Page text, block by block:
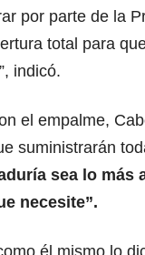
por parte de la
total para
indicó.
el empalme,
suministrarán
sea lo
necesite”.